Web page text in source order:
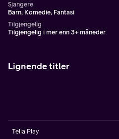
Sjangere
Barn, Komedie, Fantasi
Tilgjengelig
Tilgjengelig i mer enn 3+ måneder
Lignende titler
Telia Play